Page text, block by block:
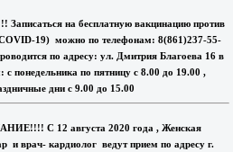
на бесплатную вакцинацию против
19) можно по телефонам: 8(861)237-55-
по адресу: ул. Дмитрия Благоева 16 в
понедельника по пятницу с 8.00 до 19.00 ,
дни с 9.00 до 15.00
С 12 августа 2020 года , Женская
и врач- кардиолог ведут прием по адресу г.